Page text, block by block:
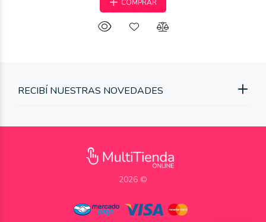
COMPRAR
RECIBÍ NUESTRAS NOVEDADES
2026 ©